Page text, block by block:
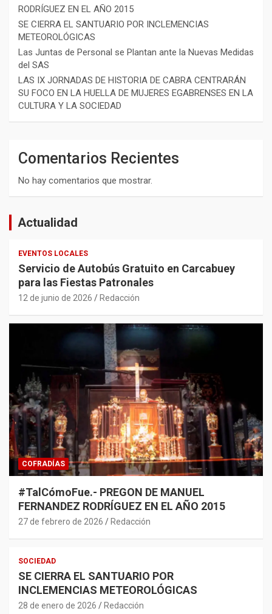
RODRÍGUEZ EN EL AÑO 2015
SE CIERRA EL SANTUARIO POR INCLEMENCIAS
METEOROLÓGICAS
Las Juntas de Personal se Plantan ante la Nuevas Medidas
del SAS
LAS IX JORNADAS DE HISTORIA DE CABRA CENTRARÁN
SU FOCO EN LA HUELLA DE MUJERES EGABRENSES EN LA
CULTURA Y LA SOCIEDAD
Comentarios Recientes
No hay comentarios que mostrar.
Actualidad
EVENTOS LOCALES
Servicio de Autobús Gratuito en Carcabuey
para las Fiestas Patronales
12 de junio de 2026 Redacción
COFRADÍAS
#TalCómoFue.- PREGON DE MANUEL
FERNANDEZ RODRÍGUEZ EN EL AÑO 2015
27 de febrero de 2026 Redacción
SOCIEDAD
SE CIERRA EL SANTUARIO POR
INCLEMENCIAS METEOROLÓGICAS
28 de enero de 2026 Redacción